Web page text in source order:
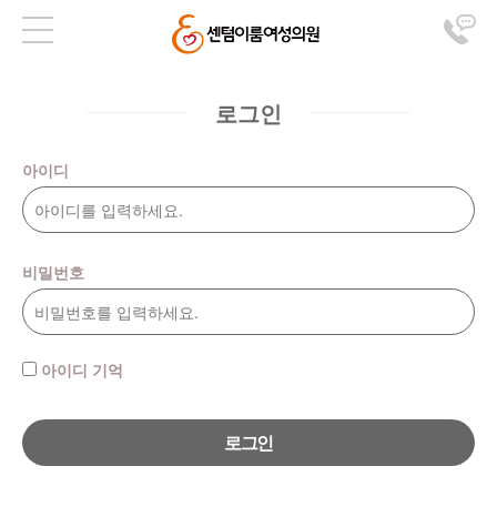
로그인
아이디
비밀번호
아이디 기억